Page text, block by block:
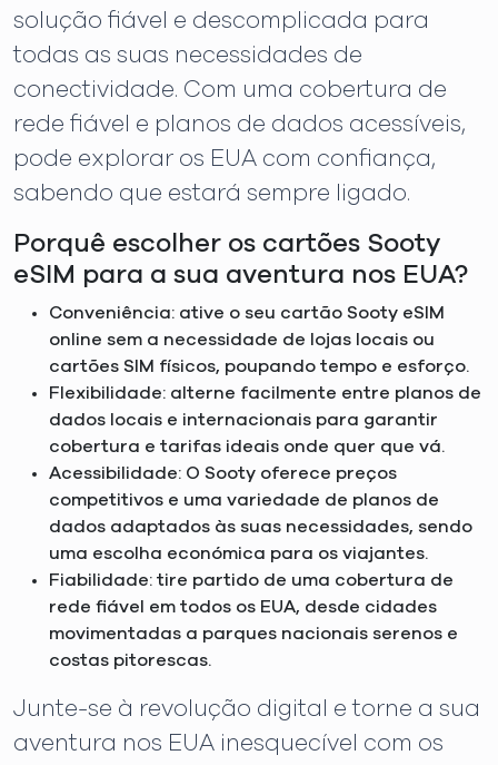
solução fiável e descomplicada para
todas as suas necessidades de
conectividade. Com uma cobertura de
rede fiável e planos de dados acessíveis,
pode explorar os EUA com confiança,
sabendo que estará sempre ligado.
Porquê escolher os cartões Sooty
eSIM para a sua aventura nos EUA?
Conveniência: ative o seu cartão Sooty eSIM
online sem a necessidade de lojas locais ou
cartões SIM físicos, poupando tempo e esforço.
Flexibilidade: alterne facilmente entre planos de
dados locais e internacionais para garantir
cobertura e tarifas ideais onde quer que vá.
Acessibilidade: O Sooty oferece preços
competitivos e uma variedade de planos de
dados adaptados às suas necessidades, sendo
uma escolha económica para os viajantes.
Fiabilidade: tire partido de uma cobertura de
rede fiável em todos os EUA, desde cidades
movimentadas a parques nacionais serenos e
costas pitorescas.
Junte-se à revolução digital e torne a sua
aventura nos EUA inesquecível com os